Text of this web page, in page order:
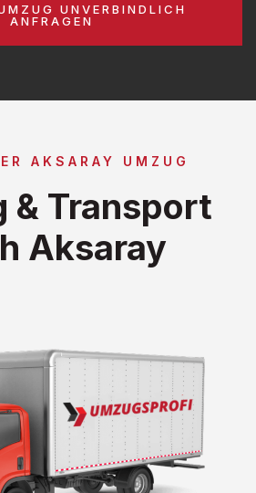
UNVERBINDLICH
ANFRAGEN
AKSARAY UMZUG
& Transport
Aksaray